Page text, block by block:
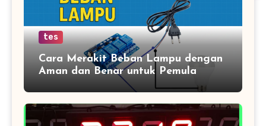
tes
Cara Merakit Beban Lampu dengan
Aman dan Benar untuk Pemula